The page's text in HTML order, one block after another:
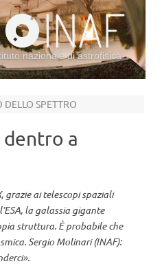
nazionale di astrofisica
DELLO SPETTRO
a
grazie ai telescopi spaziali
la galassia gigante
struttura. È probabile che
Sergio Molinari (INAF):